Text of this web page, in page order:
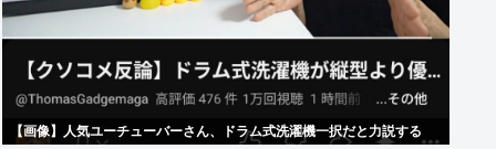
【画像】人気ユーチューバーさん、ドラム式洗濯機一択だと力説する